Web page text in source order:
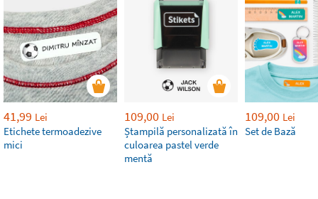
41,99 Lei
Etichete termoadezive
mici
109,00 Lei
Ștampilă personalizată în
culoarea pastel verde
mentă
109,00 Lei
Set de Bază